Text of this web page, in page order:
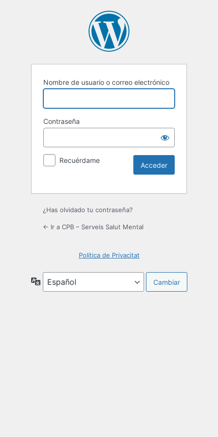
Nombre de usuario o correo electrónico
Contraseña
Recuérdame
¿Has olvidado tu contraseña?
← Ir a CPB – Serveis Salut Mental
Política de Privacitat
Idioma